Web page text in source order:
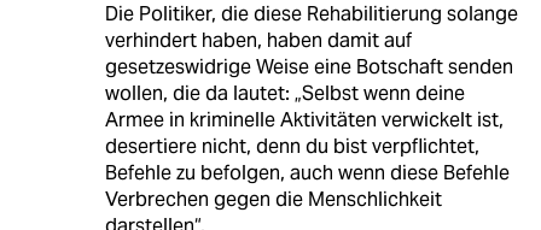
Die Politiker, die diese Rehabilitierung solange
verhindert haben, haben damit auf
gesetzeswidrige Weise eine Botschaft senden
wollen, die da lautet: „Selbst wenn deine
Armee in kriminelle Aktivitäten verwickelt ist,
desertiere nicht, denn du bist verpflichtet,
Befehle zu befolgen, auch wenn diese Befehle
Verbrechen gegen die Menschlichkeit